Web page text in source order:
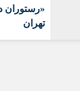
«رستوران
تهران